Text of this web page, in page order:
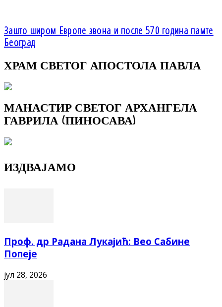
Зашто широм Европе звона и после 570 година памте
Београд
ХРАМ СВЕТОГ АПОСТОЛА ПАВЛА
МАНАСТИР СВЕТОГ АРХАНГЕЛА
ГАВРИЛА (ПИНОСАВА)
ИЗДВАЈАМО
Проф. др Радана Лукајић: Вео Сабине
Попеје
јул 28, 2026